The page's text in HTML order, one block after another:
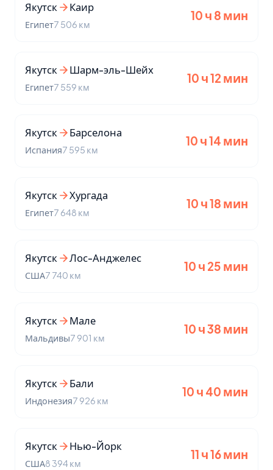
Якутск Каир
Египет7 506 км
10 ч 8 мин
Якутск Шарм-эль-Шейх
Египет7 559 км
10 ч 12 мин
Якутск Барселона
Испания7 595 км
10 ч 14 мин
Якутск Хургада
Египет7 648 км
10 ч 18 мин
Якутск Лос-Анджелес
США7 740 км
10 ч 25 мин
Якутск Мале
Мальдивы7 901 км
10 ч 38 мин
Якутск Бали
Индонезия7 926 км
10 ч 40 мин
Якутск Нью-Йорк
США8 394 км
11 ч 16 мин